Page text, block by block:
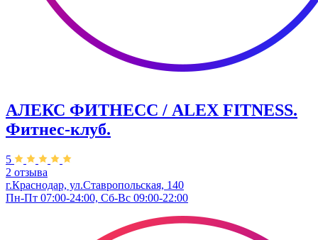
АЛЕКС ФИТНЕСС / ALEX FITNESS.
Фитнес-клуб.
5
2 отзыва
г.Краснодар, ул.Ставропольская, 140
Пн-Пт 07:00-24:00, Сб-Вс 09:00-22:00